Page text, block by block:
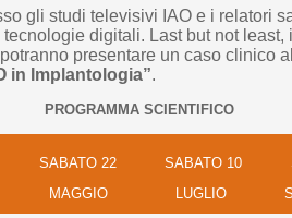
gli studi televisivi IAO e i relatori
digitali. Last but not least,
presentare un caso clinico
in Implantologia”.
PROGRAMMA SCIENTIFICO
SABATO 22
MAGGIO
SABATO 10
LUGLIO